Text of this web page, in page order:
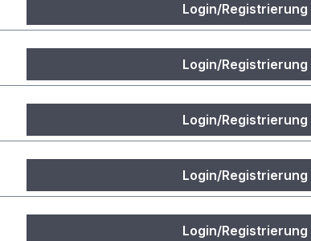
Login/Registrierung
Login/Registrierung
Login/Registrierung
Login/Registrierung
Login/Registrierung